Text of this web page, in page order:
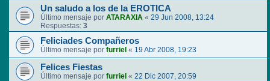
Un saludo a los de la EROTICA
Último mensaje por ATARAXIA « 29 Jun 2008, 13:24
Respuestas: 3
Feliciades Compañeros
Último mensaje por furriel « 19 Abr 2008, 19:23
Felices Fiestas
Último mensaje por furriel « 22 Dic 2007, 20:59